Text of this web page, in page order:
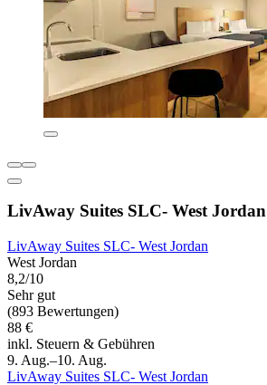
LivAway Suites SLC- West Jordan
LivAway Suites SLC- West Jordan
West Jordan
8,2/10
Sehr gut
(893 Bewertungen)
88 €
inkl. Steuern & Gebühren
9. Aug.–10. Aug.
LivAway Suites SLC- West Jordan